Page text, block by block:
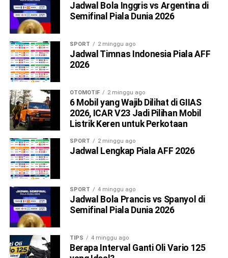
Jadwal Bola Inggris vs Argentina di
Semifinal Piala Dunia 2026
SPORT 2 minggu ago
Jadwal Timnas Indonesia Piala AFF
2026
OTOMOTIF 2 minggu ago
6 Mobil yang Wajib Dilihat di GIIAS
2026, ICAR V23 Jadi Pilihan Mobil
Listrik Keren untuk Perkotaan
SPORT 2 minggu ago
Jadwal Lengkap Piala AFF 2026
SPORT 4 minggu ago
Jadwal Bola Prancis vs Spanyol di
Semifinal Piala Dunia 2026
TIPS 4 minggu ago
Berapa Interval Ganti Oli Vario 125